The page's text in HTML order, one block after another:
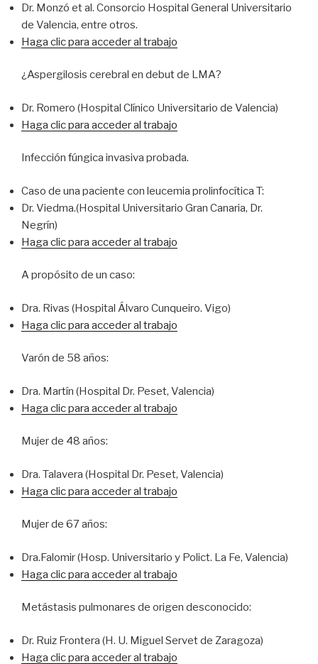
Dr. Monzó et al. Consorcio Hospital General Universitario
de Valencia, entre otros.
Haga clic para acceder al trabajo
¿Aspergilosis cerebral en debut de LMA?
Dr. Romero (Hospital Clínico Universitario de Valencia)
Haga clic para acceder al trabajo
Infección fúngica invasiva probada.
Caso de una paciente con leucemia prolinfocítica T:
Dr. Viedma.(Hospital Universitario Gran Canaria, Dr.
Negrín)
Haga clic para acceder al trabajo
A propósito de un caso:
Dra. Rivas (Hospital Álvaro Cunqueiro. Vigo)
Haga clic para acceder al trabajo
Varón de 58 años:
Dra. Martín (Hospital Dr. Peset, Valencia)
Haga clic para acceder al trabajo
Mujer de 48 años:
Dra. Talavera (Hospital Dr. Peset, Valencia)
Haga clic para acceder al trabajo
Mujer de 67 años:
Dra.Falomir (Hosp. Universitario y Polict. La Fe, Valencia)
Haga clic para acceder al trabajo
Metástasis pulmonares de origen desconocido:
Dr. Ruiz Frontera (H. U. Miguel Servet de Zaragoza)
Haga clic para acceder al trabajo